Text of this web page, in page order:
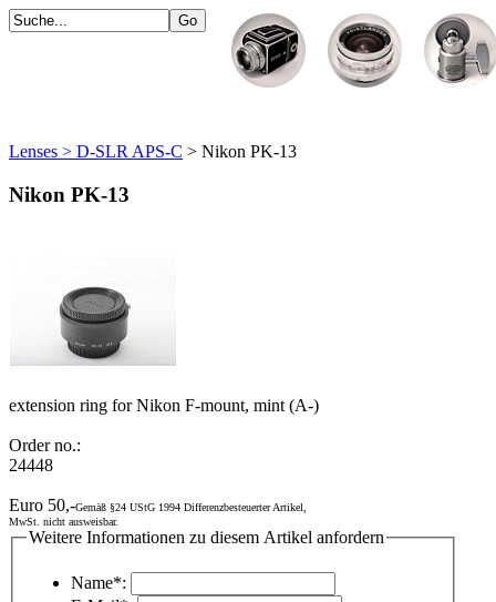
Lenses > D-SLR APS-C > Nikon PK-13
Nikon PK-13
extension ring for Nikon F-mount, mint (A-)
Order no.:
24448
Euro 50,-Gemäß §24 UStG 1994 Differenzbesteuerter Artikel,
MwSt. nicht ausweisbar.
Weitere Informationen zu diesem Artikel anfordern
Name*: